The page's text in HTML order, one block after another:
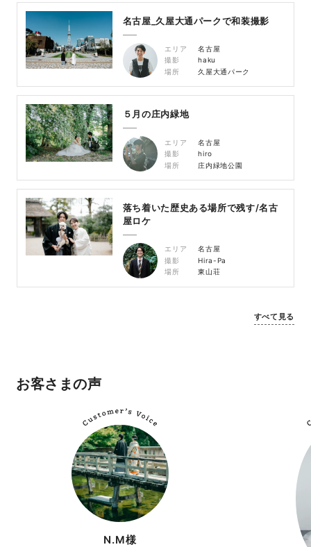
名古屋_久屋大通パークで和装撮影
エリア
名古屋
撮影
haku
場所
久屋大通パーク
５月の庄内緑地
エリア
名古屋
撮影
hiro
場所
庄内緑地公園
落ち着いた歴史ある場所で残す/名古
屋ロケ
エリア
名古屋
撮影
Hira-Pa
場所
東山荘
すべて見る
お客さまの声
N.M様